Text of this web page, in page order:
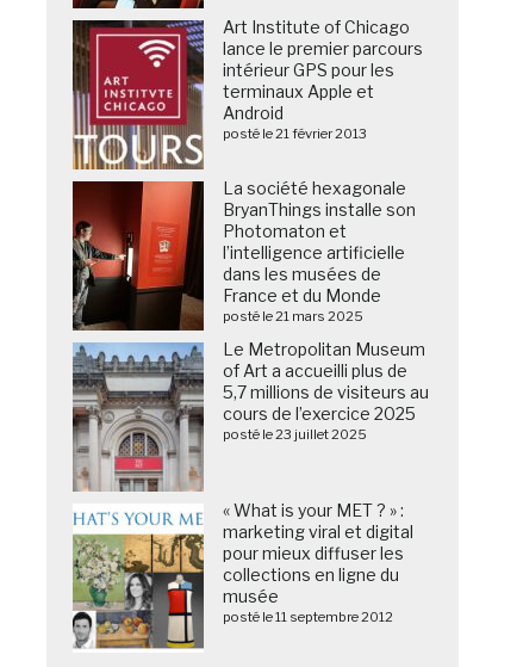
Art Institute of Chicago
lance le premier parcours
intérieur GPS pour les
terminaux Apple et
Android
posté le 21 février 2013
La société hexagonale
BryanThings installe son
Photomaton et
l’intelligence artificielle
dans les musées de
France et du Monde
posté le 21 mars 2025
Le Metropolitan Museum
of Art a accueilli plus de
5,7 millions de visiteurs au
cours de l’exercice 2025
posté le 23 juillet 2025
« What is your MET ? » :
marketing viral et digital
pour mieux diffuser les
collections en ligne du
musée
posté le 11 septembre 2012